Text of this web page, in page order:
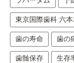
東京国際歯科 六本
歯の寿命 歯の
歯髄保存 生存